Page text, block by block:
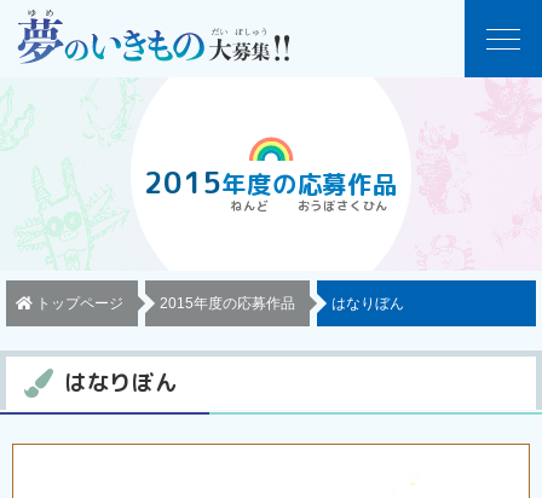
2015年度の応募作品
トップページ 2015年度の応募作品 はなりぼん
はなりぼん